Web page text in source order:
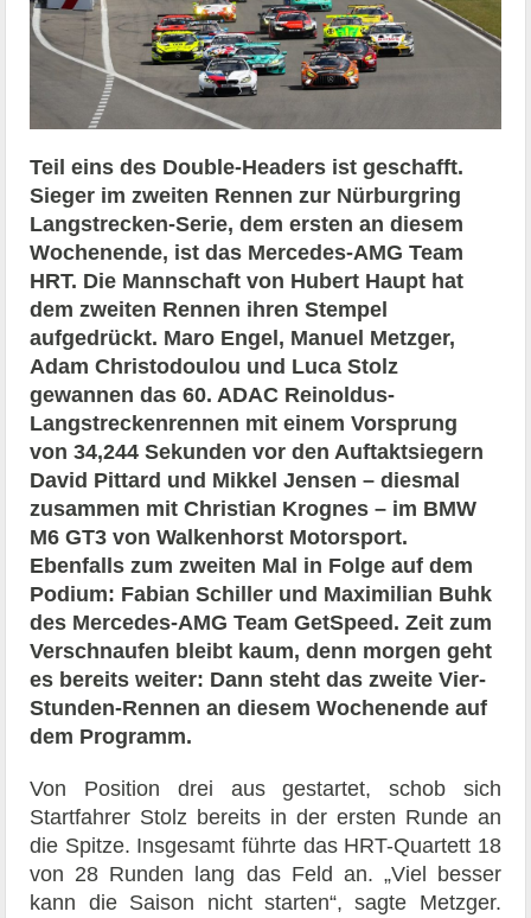
Teil eins des Double-Headers ist geschafft.
Sieger im zweiten Rennen zur Nürburgring
Langstrecken-Serie, dem ersten an diesem
Wochenende, ist das Mercedes-AMG Team
HRT. Die Mannschaft von Hubert Haupt hat
dem zweiten Rennen ihren Stempel
aufgedrückt. Maro Engel, Manuel Metzger,
Adam Christodoulou und Luca Stolz
gewannen das 60. ADAC Reinoldus-
Langstreckenrennen mit einem Vorsprung
von 34,244 Sekunden vor den Auftaktsiegern
David Pittard und Mikkel Jensen – diesmal
zusammen mit Christian Krognes – im BMW
M6 GT3 von Walkenhorst Motorsport.
Ebenfalls zum zweiten Mal in Folge auf dem
Podium: Fabian Schiller und Maximilian Buhk
des Mercedes-AMG Team GetSpeed. Zeit zum
Verschnaufen bleibt kaum, denn morgen geht
es bereits weiter: Dann steht das zweite Vier-
Stunden-Rennen an diesem Wochenende auf
dem Programm.
Von Position drei aus gestartet, schob sich
Startfahrer Stolz bereits in der ersten Runde an
die Spitze. Insgesamt führte das HRT-Quartett 18
von 28 Runden lang das Feld an. „Viel besser
kann die Saison nicht starten“, sagte Metzger.